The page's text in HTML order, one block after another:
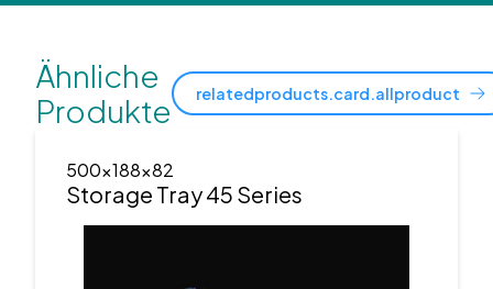
Ähnliche
Produkte
relatedproducts.card.allproduct
500x188x82
Storage Tray 45 Series